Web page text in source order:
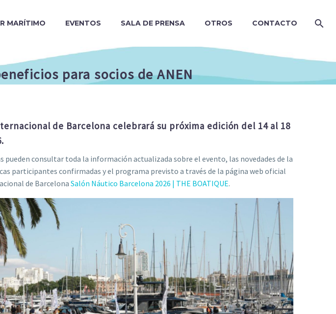
MARÍTIMO EVENTOS SALA DE PRENSA OTROS CONTACTO
para socios de ANEN
de Barcelona celebrará su próxima edición del 14 al 18
pueden consultar toda la información actualizada sobre el evento, las novedades de la
participantes confirmadas y el programa previsto a través de la página web oficial
de BarcelonaSalón Náutico Barcelona 2026 | THE BOATIQUE.